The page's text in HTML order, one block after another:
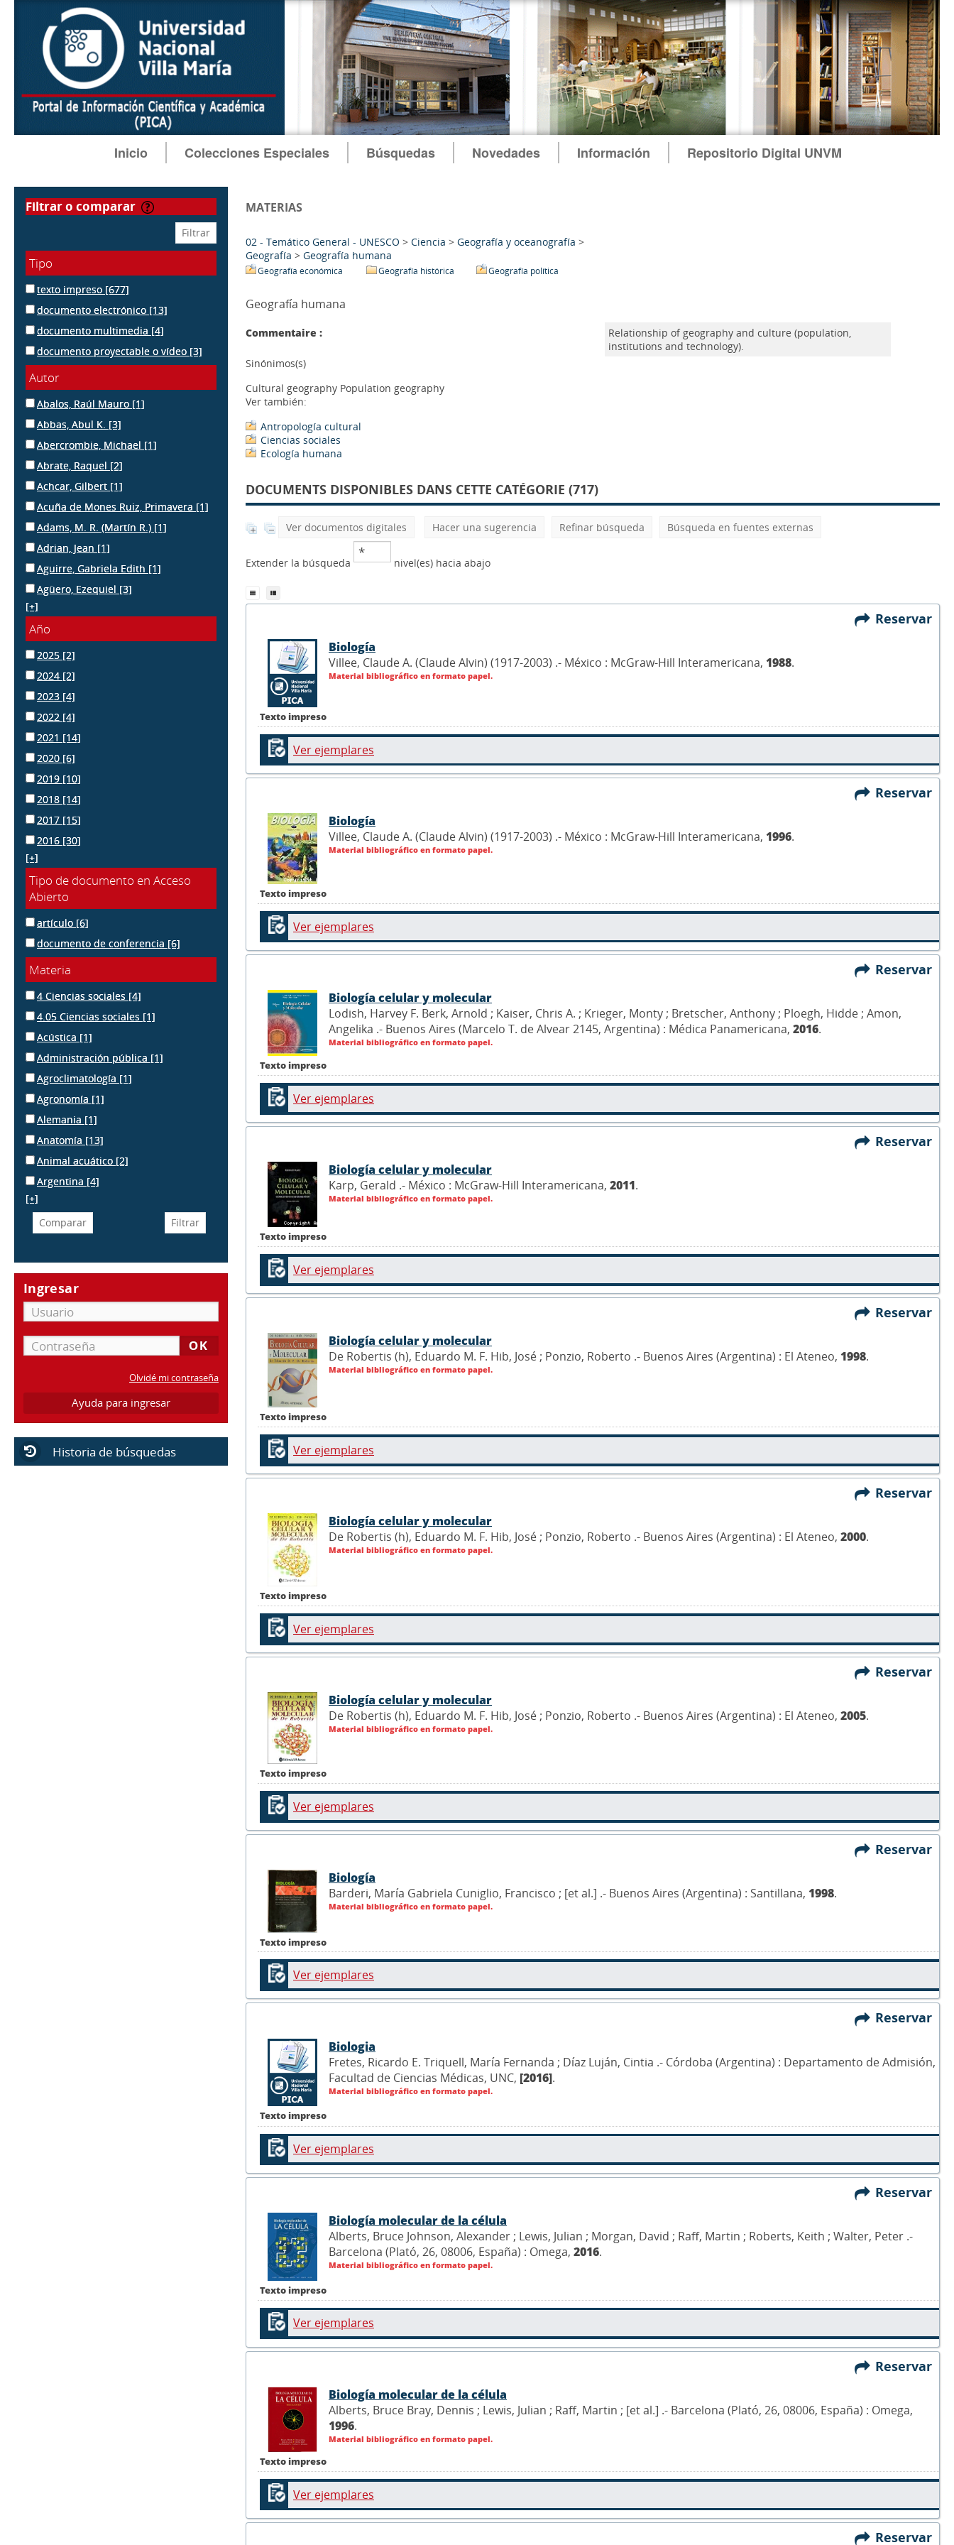
Inicio Colecciones Especiales Búsquedas Novedades Información Repositorio Digital UNVM
filtrar o comparar
Tipo
texto impreso [677]
documento electrónico [13]
documento multimedia [4]
documento proyectable o vídeo [3]
Autor
Abalos, Raúl Mauro [1]
Abbas, Abul K. [3]
Abercrombie, Michael [1]
Abrate, Raquel [2]
Achcar, Gilbert [1]
Acuña de Mones Ruiz, Primavera [1]
Adams, M. R. (Martín R.) [1]
Adrian, Jean [1]
Aguirre, Gabriela Edith [1]
Agüero, Ezequiel [3]
[+]
Año
2025 [2]
2024 [2]
2023 [4]
2022 [4]
2021 [14]
2020 [6]
2019 [10]
2018 [14]
2017 [15]
2016 [30]
[+]
Tipo de documento en Acceso
Abierto
artículo [6]
documento de conferencia [6]
Materia
4 Ciencias sociales [4]
4.05 Ciencias sociales [1]
Acústica [1]
Administración pública [1]
Agroclimatología [1]
Agronomía [1]
Alemania [1]
Anatomía [13]
Animal acuático [2]
Argentina [4]
[+]
Ingresar
Olvidé mi contraseña
Ayuda para ingresar
Historia de búsquedas
MATERIAS
02 - Temático General - UNESCO > Ciencia > Geografía y oceanografía >
Geografía > Geografía humana
Geografía económica Geografía histórica Geografía política
Geografía humana
Commentaire :
Relationship of geography and culture (population,
institutions and technology).
Sinónimos(s)
Cultural geography Population geography
Ver también:
Antropología cultural
Ciencias sociales
Ecología humana
DOCUMENTS DISPONIBLES DANS CETTE CATÉGORIE (717)
Ver documentos digitales Hacer una sugerencia Refinar búsqueda Búsqueda en fuentes externas
Extender la búsqueda nivel(es) hacia abajo
Reservar
Texto impreso
Biología
Villee, Claude A. (Claude Alvin) (1917-2003) .- México : McGraw-Hill Interamericana, 1988.
Material bibliográfico en formato papel.
Ver ejemplares
Reservar
Texto impreso
Biología
Villee, Claude A. (Claude Alvin) (1917-2003) .- México : McGraw-Hill Interamericana, 1996.
Material bibliográfico en formato papel.
Ver ejemplares
Reservar
Texto impreso
Biología celular y molecular
Lodish, Harvey F. Berk, Arnold ; Kaiser, Chris A. ; Krieger, Monty ; Bretscher, Anthony ; Ploegh, Hidde ; Amon,
Angelika .- Buenos Aires (Marcelo T. de Alvear 2145, Argentina) : Médica Panamericana, 2016.
Material bibliográfico en formato papel.
Ver ejemplares
Reservar
Texto impreso
Biología celular y molecular
Karp, Gerald .- México : McGraw-Hill Interamericana, 2011.
Material bibliográfico en formato papel.
Ver ejemplares
Reservar
Texto impreso
Biología celular y molecular
De Robertis (h), Eduardo M. F. Hib, José ; Ponzio, Roberto .- Buenos Aires (Argentina) : El Ateneo, 1998.
Material bibliográfico en formato papel.
Ver ejemplares
Reservar
Texto impreso
Biología celular y molecular
De Robertis (h), Eduardo M. F. Hib, José ; Ponzio, Roberto .- Buenos Aires (Argentina) : El Ateneo, 2000.
Material bibliográfico en formato papel.
Ver ejemplares
Reservar
Texto impreso
Biología celular y molecular
De Robertis (h), Eduardo M. F. Hib, José ; Ponzio, Roberto .- Buenos Aires (Argentina) : El Ateneo, 2005.
Material bibliográfico en formato papel.
Ver ejemplares
Reservar
Texto impreso
Biología
Barderi, María Gabriela Cuniglio, Francisco ; [et al.] .- Buenos Aires (Argentina) : Santillana, 1998.
Material bibliográfico en formato papel.
Ver ejemplares
Reservar
Texto impreso
Biologia
Fretes, Ricardo E. Triquell, María Fernanda ; Díaz Luján, Cintia .- Córdoba (Argentina) : Departamento de Admisión,
Facultad de Ciencias Médicas, UNC, [2016].
Material bibliográfico en formato papel.
Ver ejemplares
Reservar
Texto impreso
Biología molecular de la célula
Alberts, Bruce Johnson, Alexander ; Lewis, Julian ; Morgan, David ; Raff, Martin ; Roberts, Keith ; Walter, Peter .-
Barcelona (Plató, 26, 08006, España) : Omega, 2016.
Material bibliográfico en formato papel.
Ver ejemplares
Reservar
Texto impreso
Biología molecular de la célula
Alberts, Bruce Bray, Dennis ; Lewis, Julian ; Raff, Martin ; [et al.] .- Barcelona (Plató, 26, 08006, España) : Omega,
1996.
Material bibliográfico en formato papel.
Ver ejemplares
Reservar